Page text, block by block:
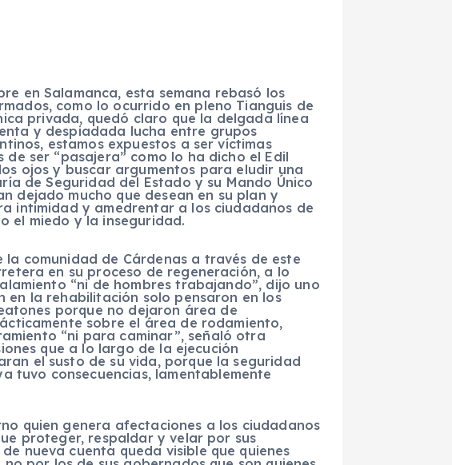
en Salamanca, esta semana rebasó los
como lo ocurrido en pleno Tianguis de
privada, quedó claro que la delgada línea
y despiadada lucha entre grupos
estamos expuestos a ser víctimas
ser “pasajera” como lo ha dicho el Edil
ojos y buscar argumentos para eludir una
de Seguridad del Estado y su Mando Único
dejado mucho que desean en su plan y
intimidad y amedrentar a los ciudadanos de
el miedo y la inseguridad.
comunidad de Cárdenas a través de este
en su proceso de regeneración, a lo
“ni de hombres trabajando”, dijo uno
en la rehabilitación solo pensaron en los
porque no dejaron área de
sobre el área de rodamiento,
“ni para caminar”, señaló otra
que a lo largo de la ejecución
el susto de su vida, porque la seguridad
tuvo consecuencias, lamentablemente
quien genera afectaciones a los ciudadanos
proteger, respaldar y velar por sus
nueva cuenta queda visible que quienes